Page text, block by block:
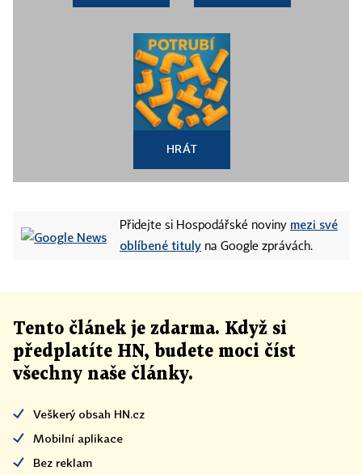
HRÁT
Přidejte si Hospodářské noviny mezi své
oblíbené tituly na Google zprávách.
Tento článek je zdarma. Když si
předplatíte HN, budete moci číst
všechny naše články.
Veškerý obsah HN.cz
Mobilní aplikace
Bez reklam